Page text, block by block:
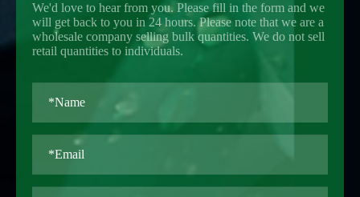
We'd love to hear from you. Please fill in the form and we
will get back to you in 24 hours. Please note that we are a
wholesale company selling bulk quantities. We do not sell
retail quantities to individuals.